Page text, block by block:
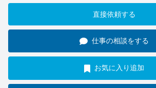
直接依頼する
仕事の相談をする
お気に入り追加